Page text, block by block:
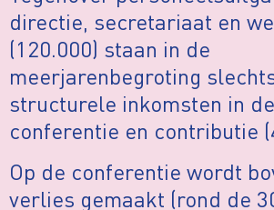
directie, secretariaat en
(120.000) staan in de
meerjarenbegroting
structurele inkomsten in
conferentie en contributie
Op de conferentie wordt
verlies gemaakt (rond de